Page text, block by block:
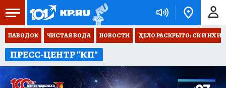
ПАВОДОК ЧИСТАЯ ВОДА НОВОСТИ ДЕЛО РАСКРЫТО: СК И ИХ
ПРЕСС-ЦЕНТР "КП"